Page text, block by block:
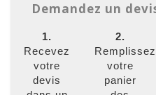
Demandez un
1.
Recevez
votre
devis
2.
Remplissez
votre
panier